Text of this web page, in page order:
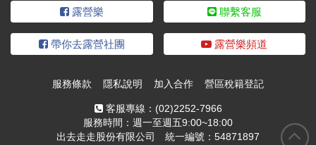
露營樂 聯繫客服
帶你去露營社團 露營樂頻道
服務條款 隱私說明 加入合作 營區稅籍登記
客服專線： (02)2252-7966
服務時間：週一至週五9:00~18:00
出去走走股份有限公司 統一編號：54871897